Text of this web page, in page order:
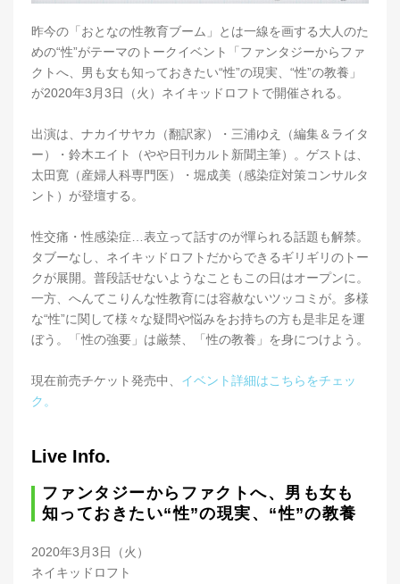
昨今の「おとなの性教育ブーム」とは一線を画する大人のた
めの“性”がテーマのトークイベント「ファンタジーからファ
クトへ、男も女も知っておきたい“性”の現実、“性”の教養」
が2020年3月3日（火）ネイキッドロフトで開催される。
出演は、ナカイサヤカ（翻訳家）・三浦ゆえ（編集＆ライタ
ー）・鈴木エイト（やや日刊カルト新聞主筆）。ゲストは、
太田寛（産婦人科専門医）・堀成美（感染症対策コンサルタ
ント）が登壇する。
性交痛・性感染症…表立って話すのが憚られる話題も解禁。
タブーなし、ネイキッドロフトだからできるギリギリのトー
クが展開。普段話せないようなこともこの日はオープンに。
一方、へんてこりんな性教育には容赦ないツッコミが。多様
な“性”に関して様々な疑問や悩みをお持ちの方も是非足を運
ぼう。「性の強要」は厳禁、「性の教養」を身につけよう。
現在前売チケット発売中、 イベント詳細はこちらをチェッ
ク。
Live Info.
ファンタジーからファクトへ、男も女も
知っておきたい“性”の現実、“性”の教養
2020年3月3日（火）
ネイキッドロフト